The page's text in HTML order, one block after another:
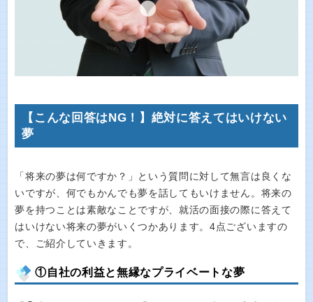
【こんな回答はNG！】絶対に答えてはいけない
夢
「将来の夢は何ですか？」という質問に対して無言は良くな
いですが、何でもかんでも夢を話してもいけません。将来の
夢を持つことは素敵なことですが、就活の面接の際に答えて
はいけない将来の夢がいくつかあります。4点ございますの
で、ご紹介していきます。
①自社の利益と無縁なプライベートな夢